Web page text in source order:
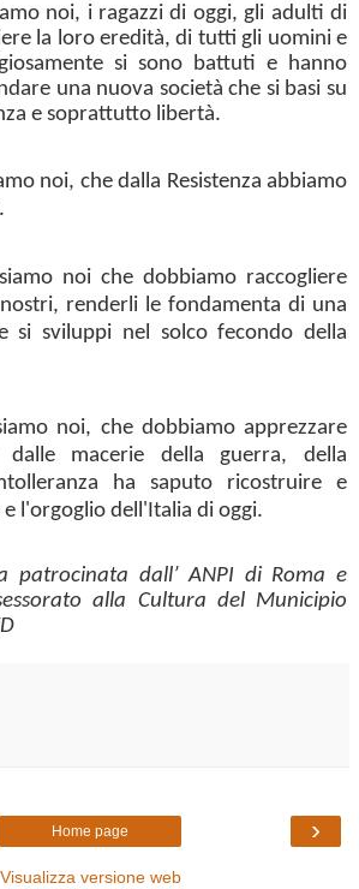
noi, i ragazzi di oggi, gli adulti di
la loro eredità, di tutti gli uomini e
si sono battuti e hanno
una nuova società che si basi su
e soprattutto libertà.
noi, che dalla Resistenza abbiamo
noi che dobbiamo raccogliere
renderli le fondamenta di una
si sviluppi nel solco fecondo della
noi, che dobbiamo apprezzare
macerie della guerra, della
ha saputo ricostruire e
l'orgoglio dell'Italia di oggi.
patrocinata dall’ ANPI di Roma e
alla Cultura del Municipio
›
Home page
Visualizza versione web